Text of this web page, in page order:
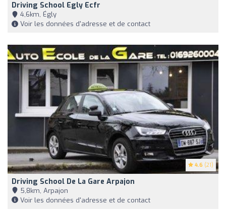
Driving School Egly Ecfr
4,6km, Égly
Voir les données d'adresse et de contact
4.6 (21)
Driving School De La Gare Arpajon
5,8km, Arpajon
Voir les données d'adresse et de contact